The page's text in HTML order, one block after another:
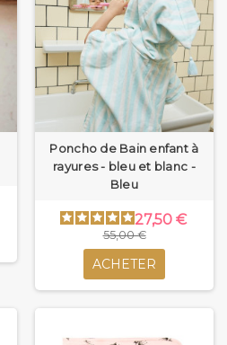
Poncho de Bain enfant à
rayures - bleu et blanc -
Bleu
27,50 €
55,00 €
ACHETER